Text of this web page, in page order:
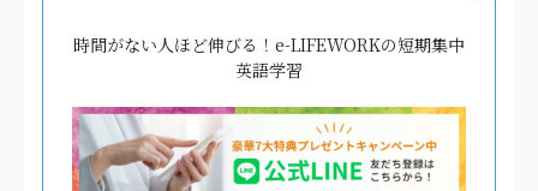
時間がない人ほど伸びる！e-LIFEWORKの短期集中
英語学習